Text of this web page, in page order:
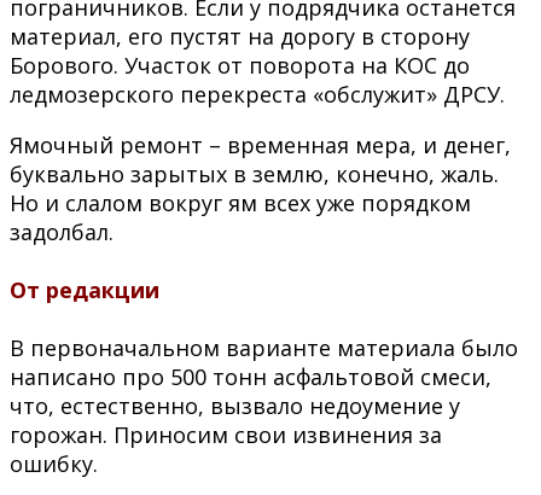
пограничников. Если у подрядчика останется
материал, его пустят на дорогу в сторону
Борового. Участок от поворота на КОС до
ледмозерского перекреста «обслужит» ДРСУ.
Ямочный ремонт – временная мера, и денег,
буквально зарытых в землю, конечно, жаль.
Но и слалом вокруг ям всех уже порядком
задолбал.
От редакции
В первоначальном варианте материала было
написано про 500 тонн асфальтовой смеси,
что, естественно, вызвало недоумение у
горожан. Приносим свои извинения за
ошибку.